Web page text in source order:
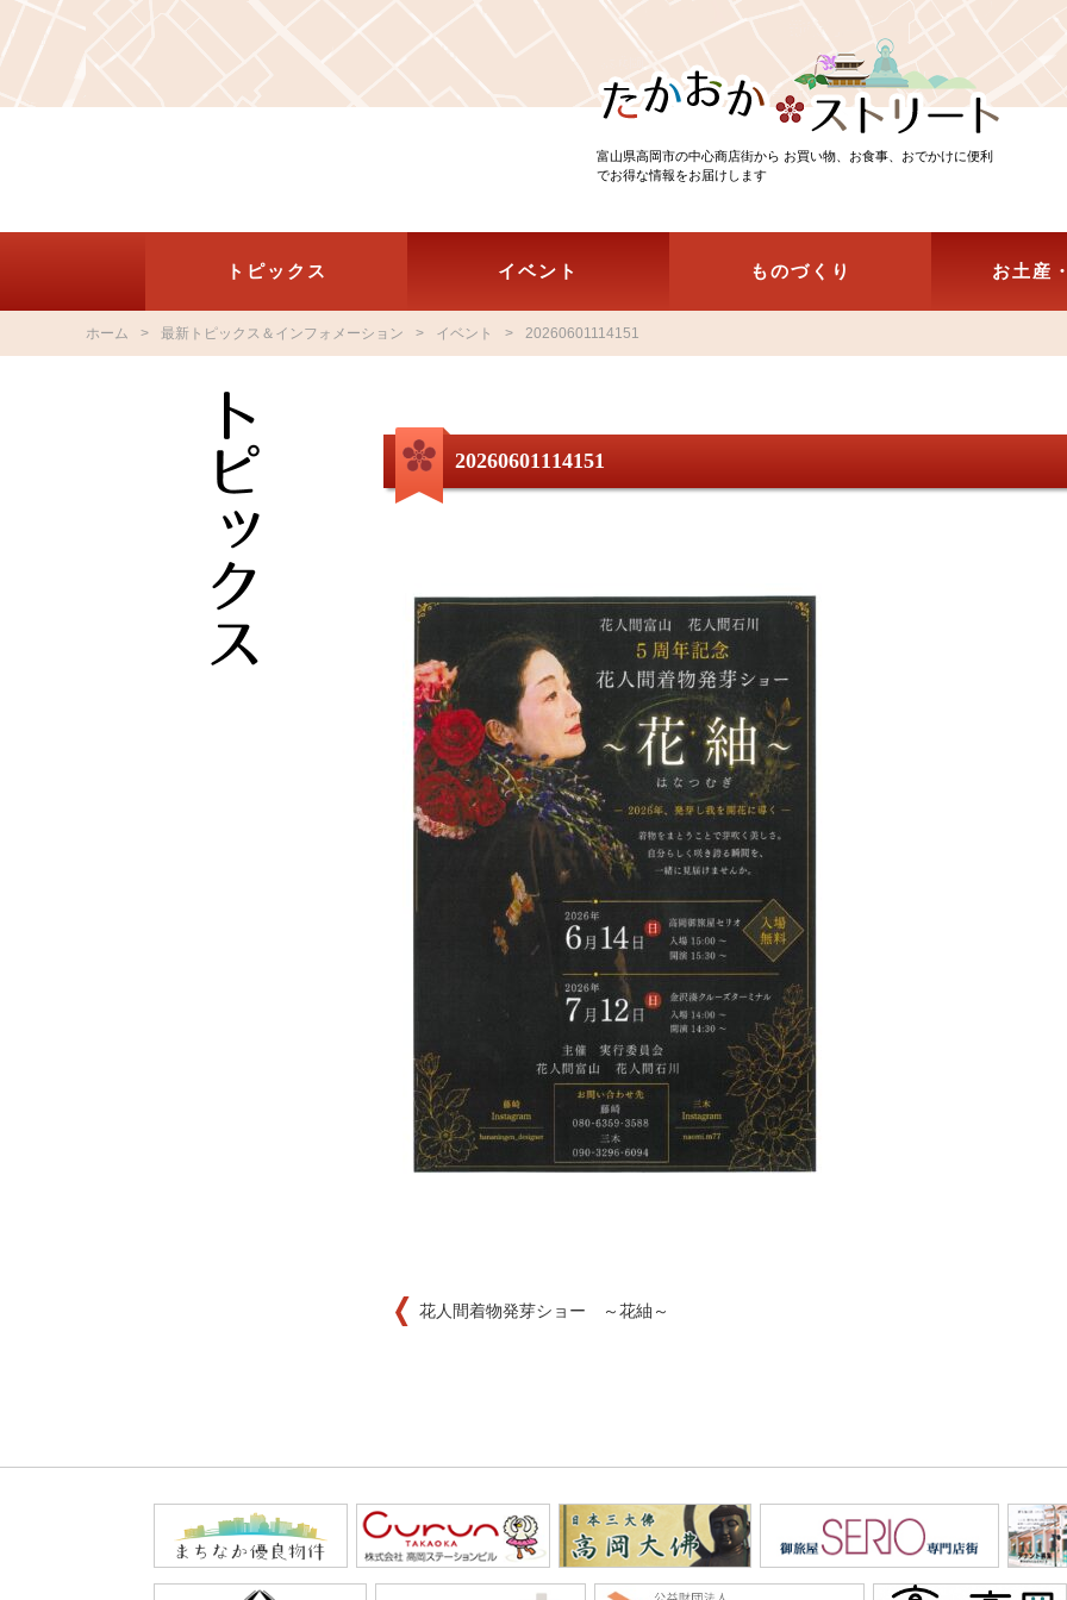
富山県高岡市の中心商店街から お買い物、お食事、おでかけに便利
でお得な情報をお届けします
トピックス イベント ものづくり お土産
ホーム 最新トピックス＆インフォメーション イベント 20260601114151
20260601114151
花人間着物発芽ショー ～花紬～